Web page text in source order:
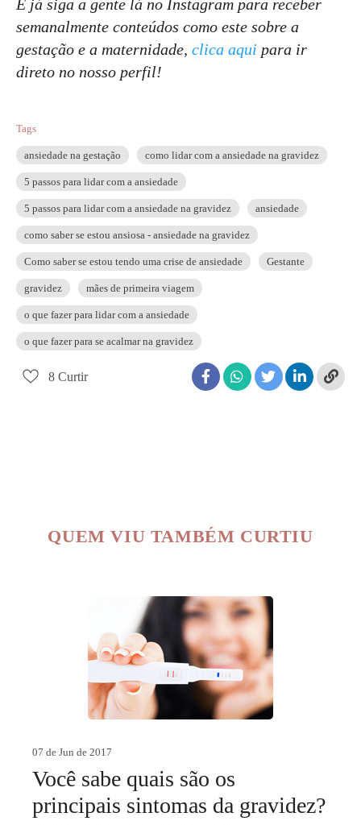
E já siga a gente lá no Instagram para receber
semanalmente conteúdos como este sobre a
gestação e a maternidade, clica aqui para ir
direto no nosso perfil!
Tags
ansiedade na gestação como lidar com a ansiedade na gravidez
5 passos para lidar com a ansiedade
5 passos para lidar com a ansiedade na gravidez ansiedade
como saber se estou ansiosa - ansiedade na gravidez
Como saber se estou tendo uma crise de ansiedade Gestante
gravidez mães de primeira viagem
o que fazer para lidar com a ansiedade
o que fazer para se acalmar na gravidez
8 Curtir
QUEM VIU TAMBÉM CURTIU
07 de Jun de 2017
Você sabe quais são os
principais sintomas da gravidez?